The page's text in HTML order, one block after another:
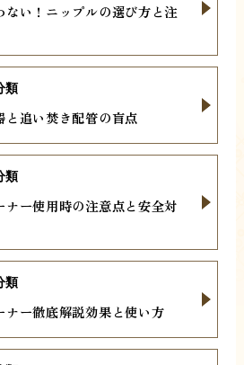
い！ニップルの選び方と注
と追い焚き配管の盲点
類
ー使用時の注意点と安全対
類
ナー徹底解説効果と使い方
類